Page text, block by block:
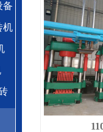
备
机